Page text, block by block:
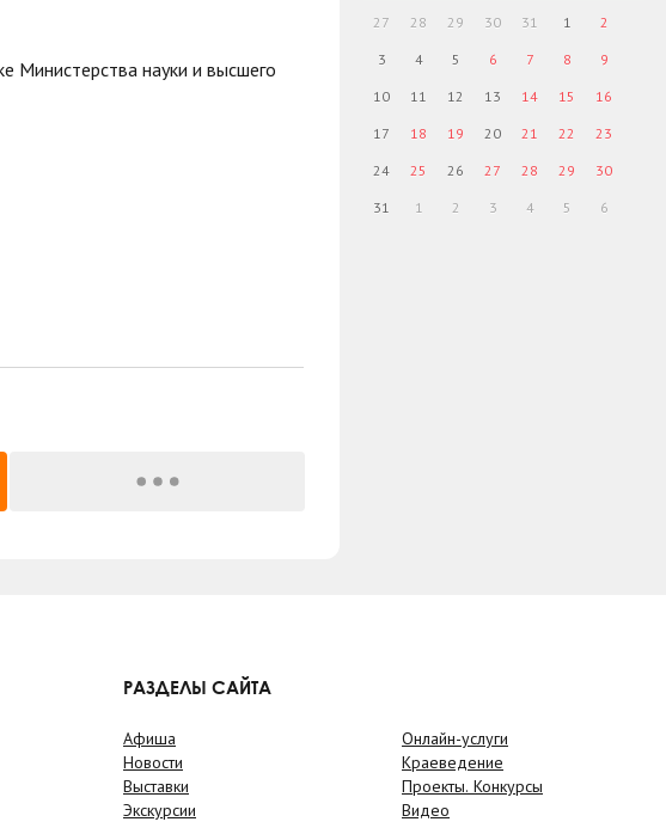
Министерства науки и высшего
27 28 29 30 31 1 2
3 4 5 6 7 8 9
10 11 12 13 14 15 16
17 18 19 20 21 22 23
24 25 26 27 28 29 30
31 1 2 3 4 5 6
РАЗДЕЛЫ САЙТА
Афиша
Новости
Выставки
Экскурсии
Онлайн-услуги
Краеведение
Проекты. Конкурсы
Видео